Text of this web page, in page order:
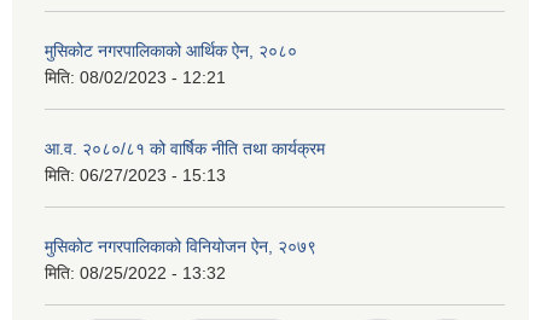
मुसिकोट नगरपालिकाको आर्थिक ऐन, २०८०
मिति: 08/02/2023 - 12:21
आ.व. २०८०/८१ को वार्षिक नीति तथा कार्यक्रम
मिति: 06/27/2023 - 15:13
मुसिकोट नगरपालिकाको विनियोजन ऐन, २०७९
मिति: 08/25/2022 - 13:32